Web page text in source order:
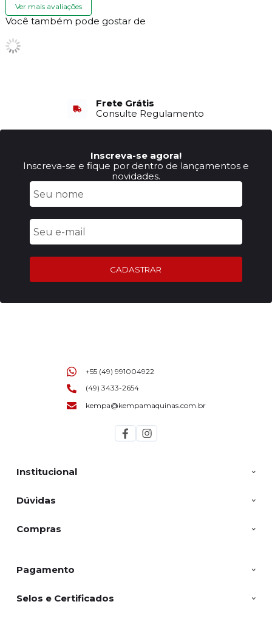
Ver mais avaliações
Você também pode gostar de
Frete Grátis
Consulte Regulamento
Inscreva-se agora!
Inscreva-se e fique por dentro de lançamentos e
novidades.
CADASTRAR
Institucional
Dúvidas
Compras
+55 (49) 991004922
(49) 3433-2654
kempa@kempamaquinas.com.br
Pagamento
Selos e Certificados